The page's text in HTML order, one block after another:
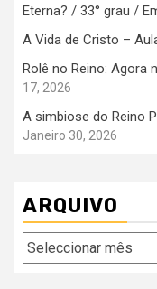
Eterna? / 33° grau /
A Vida de Cristo –
Rolê no Reino: Agora
17, 2026
A simbiose do Reino
Janeiro 30, 2026
ARQUIVO
Arquivo